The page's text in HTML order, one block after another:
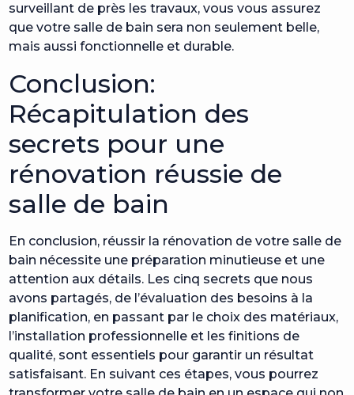
surveillant de près les travaux, vous vous assurez
que votre salle de bain sera non seulement belle,
mais aussi fonctionnelle et durable.
Conclusion:
Récapitulation des
secrets pour une
rénovation réussie de
salle de bain
En conclusion, réussir la rénovation de votre salle de
bain nécessite une préparation minutieuse et une
attention aux détails. Les cinq secrets que nous
avons partagés, de l’évaluation des besoins à la
planification, en passant par le choix des matériaux,
l’installation professionnelle et les finitions de
qualité, sont essentiels pour garantir un résultat
satisfaisant. En suivant ces étapes, vous pourrez